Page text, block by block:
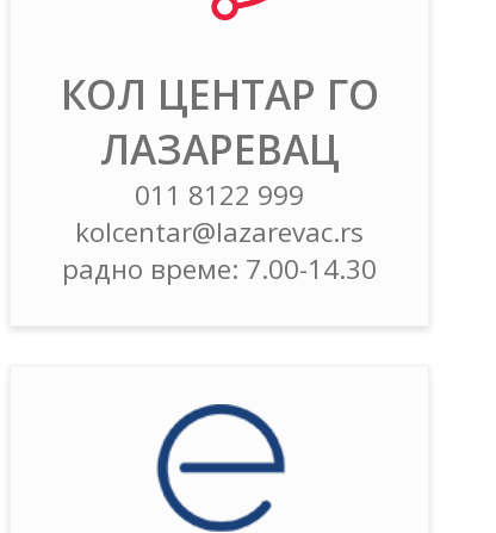
КОЛ ЦЕНТАР ГО
ЛАЗАРЕВАЦ
011 8122 999
kolcentar@lazarevac.rs
радно време: 7.00-14.30